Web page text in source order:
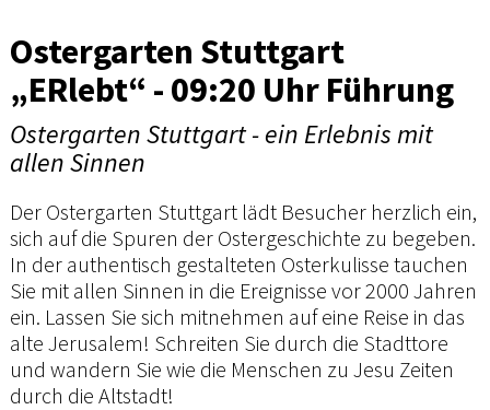
Ostergarten Stuttgart
„ERlebt“ - 09:20 Uhr Führung
Ostergarten Stuttgart - ein Erlebnis mit
allen Sinnen
Der Ostergarten Stuttgart lädt Besucher herzlich ein,
sich auf die Spuren der Ostergeschichte zu begeben.
In der authentisch gestalteten Osterkulisse tauchen
Sie mit allen Sinnen in die Ereignisse vor 2000 Jahren
ein. Lassen Sie sich mitnehmen auf eine Reise in das
alte Jerusalem! Schreiten Sie durch die Stadttore
und wandern Sie wie die Menschen zu Jesu Zeiten
durch die Altstadt!